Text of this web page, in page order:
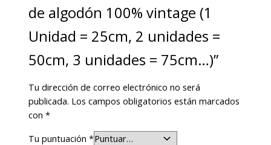
de algodón 100% vintage (1
Unidad = 25cm, 2 unidades =
50cm, 3 unidades = 75cm…)”
Tu dirección de correo electrónico no será
publicada. Los campos obligatorios están marcados
con*
Tu puntuación*